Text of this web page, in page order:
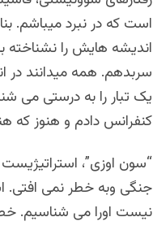
است که در نبرد میباشم.
اندیشه هایش را نشناخته
سربدهم. همه میدانند در
یک تبار را به درستی می
کنفرانس دادم و هنوز که
“سون اوزی”،
جنگی وبه خطر نمی افتی.
نیست اورا می شناسیم.